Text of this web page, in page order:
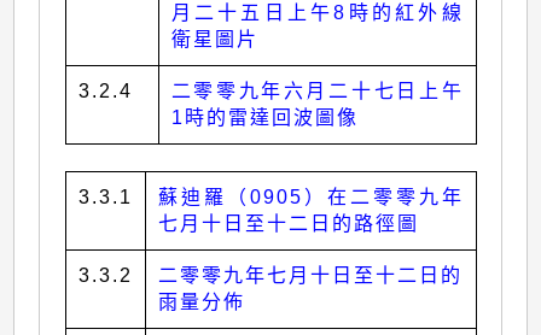
月二十五日上午8時的紅外線
衛星圖片
3.2.4
二零零九年六月二十七日上午
1時的雷達回波圖像
3.3.1
蘇迪羅（0905）在二零零九年
七月十日至十二日的路徑圖
3.3.2
二零零九年七月十日至十二日的
雨量分佈